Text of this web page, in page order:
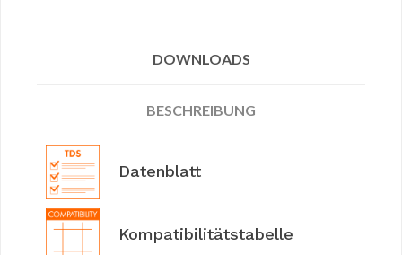
DOWNLOADS
BESCHREIBUNG
Datenblatt
Kompatibilitätstabelle